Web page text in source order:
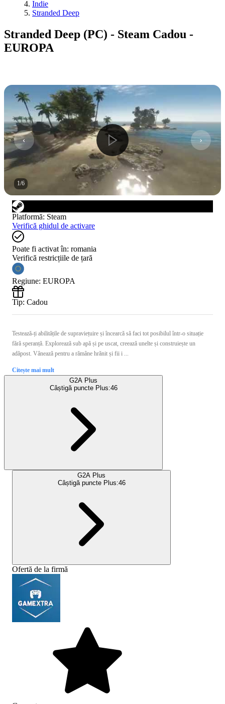
Indie
Stranded Deep
Stranded Deep (PC) - Steam Cadou -
EUROPA
1/6
Platformă: Steam
Verifică ghidul de activare
Poate fi activat în: romania
Verifică restricțiile de țară
Regiune: EUROPA
Tip: Cadou
Testează-ți abilitățile de supraviețuire și încearcă să faci tot posibilul într-o situație
fără speranță. Explorează sub apă și pe uscat, creează unelte și construiește un
adăpost. Vânează pentru a rămâne hrănit și fii i ...
Citește mai mult
G2A Plus
Câștigă puncte Plus:46
G2A Plus
Câștigă puncte Plus:46
Ofertă de la firmă